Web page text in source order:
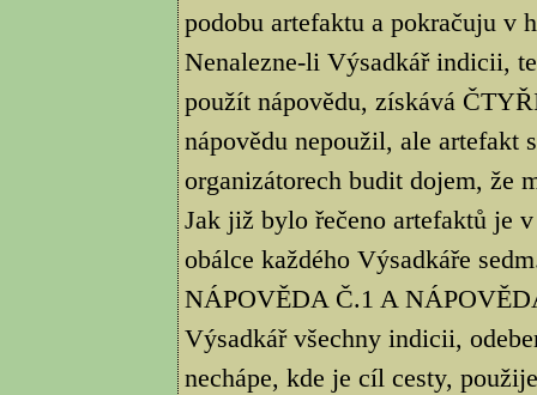
podobu artefaktu a pokračuju v
Nenalezne-li Výsadkář indicii,
použít nápovědu, získává
nápovědu nepoužil, ale artefakt
organizátorech budit dojem, že
Jak již bylo řečeno artefaktů je
obálce každého Výsadkáře
NÁPOVĚDA Č.1 A
Výsadkář všechny indicii,
nechápe, kde je cíl cesty,